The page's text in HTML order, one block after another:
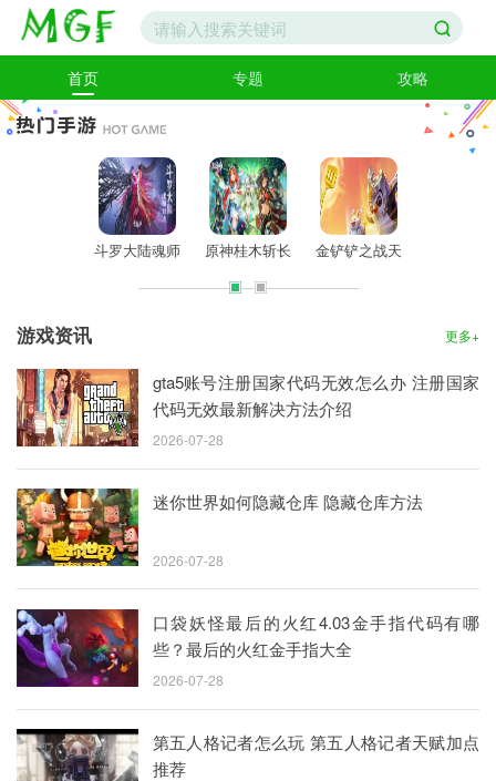
首页 专题 攻略
斗罗大陆魂师
原神桂木斩长
正图纸怎么获
金铲铲之战天
包码最新
游戏资讯 更多+
gta5账号注册国家代码无效怎么办 注册国家
代码无效最新解决方法介绍
2026-07-28
迷你世界如何隐藏仓库 隐藏仓库方法
2026-07-28
口袋妖怪最后的火红4.03金手指代码有哪
些？最后的火红金手指大全
2026-07-28
第五人格记者怎么玩 第五人格记者天赋加点
推荐